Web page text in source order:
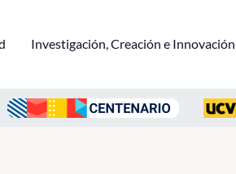
Investigación, Creación e Innovación